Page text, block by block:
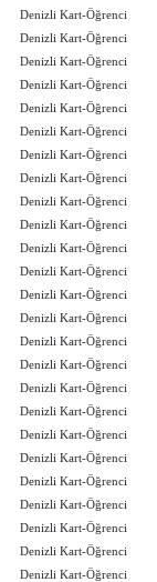
Denizli Kart-Öğrenci
Denizli Kart-Öğrenci
Denizli Kart-Öğrenci
Denizli Kart-Öğrenci
Denizli Kart-Öğrenci
Denizli Kart-Öğrenci
Denizli Kart-Öğrenci
Denizli Kart-Öğrenci
Denizli Kart-Öğrenci
Denizli Kart-Öğrenci
Denizli Kart-Öğrenci
Denizli Kart-Öğrenci
Denizli Kart-Öğrenci
Denizli Kart-Öğrenci
Denizli Kart-Öğrenci
Denizli Kart-Öğrenci
Denizli Kart-Öğrenci
Denizli Kart-Öğrenci
Denizli Kart-Öğrenci
Denizli Kart-Öğrenci
Denizli Kart-Öğrenci
Denizli Kart-Öğrenci
Denizli Kart-Öğrenci
Denizli Kart-Öğrenci
Denizli Kart-Öğrenci